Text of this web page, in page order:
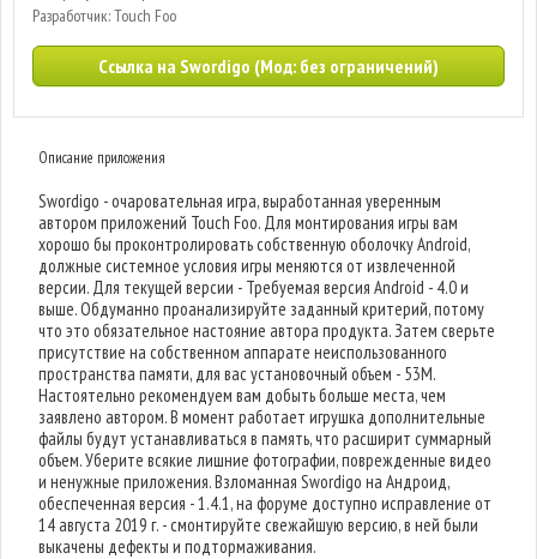
Разработчик: Touch Foo
Ссылка на Swordigo (Мод: без ограничений)
Описание приложения
Swordigo - очаровательная игра, выработанная уверенным
автором приложений Touch Foo. Для монтирования игры вам
хорошо бы проконтролировать собственную оболочку Android,
должные системное условия игры меняются от извлеченной
версии. Для текущей версии - Требуемая версия Android - 4.0 и
выше. Обдуманно проанализируйте заданный критерий, потому
что это обязательное настояние автора продукта. Затем сверьте
присутствие на собственном аппарате неиспользованного
пространства памяти, для вас установочный объем - 53M.
Настоятельно рекомендуем вам добыть больше места, чем
заявлено автором. В момент работает игрушка дополнительные
файлы будут устанавливаться в память, что расширит суммарный
объем. Уберите всякие лишние фотографии, поврежденные видео
и ненужные приложения. Взломанная Swordigo на Андроид,
обеспеченная версия - 1.4.1, на форуме доступно исправление от
14 августа 2019 г. - смонтируйте свежайшую версию, в ней были
выкачены дефекты и подтормаживания.